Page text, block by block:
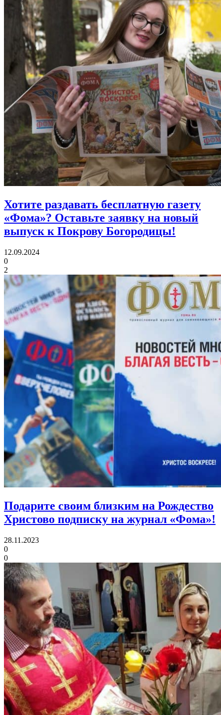
Хотите раздавать бесплатную газету
«Фома»? Оставьте заявку на новый
выпуск к Покрову Богородицы!
12.09.2024
0
2
Подарите своим близким на Рождество
Христово подписку на журнал «Фома»!
28.11.2023
0
0